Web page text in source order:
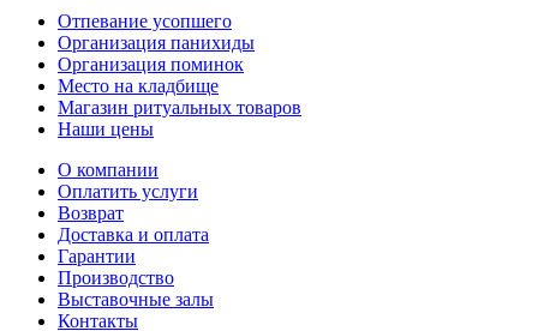
Отпевание усопшего
Организация панихиды
Организация поминок
Место на кладбище
Магазин ритуальных товаров
Наши цены
О компании
Оплатить услуги
Возврат
Доставка и оплата
Гарантии
Производство
Выставочные залы
Контакты